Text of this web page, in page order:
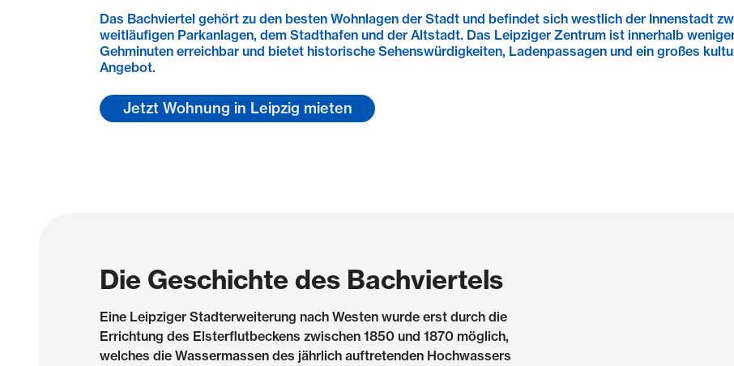
Das Bachviertel gehört zu den besten Wohnlagen der Stadt und befindet sich westlich der Innenstadt
weitläufigen Parkanlagen, dem Stadthafen und der Altstadt. Das Leipziger Zentrum ist innerhalb
Gehminuten erreichbar und bietet historische Sehenswürdigkeiten, Ladenpassagen und ein großes
Angebot.
Jetzt Wohnung in Leipzig mieten
Die Geschichte des Bachviertels
Eine Leipziger Stadterweiterung nach Westen wurde erst durch die
Errichtung des Elsterflutbeckens zwischen 1850 und 1870 möglich,
welches die Wassermassen des jährlich auftretenden Hochwassers